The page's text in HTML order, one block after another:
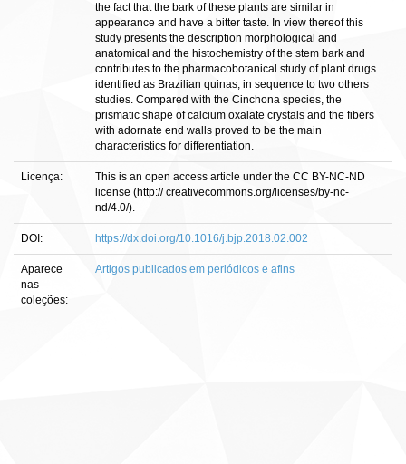
the fact that the bark of these plants are similar in
appearance and have a bitter taste. In view thereof this
study presents the description morphological and
anatomical and the histochemistry of the stem bark and
contributes to the pharmacobotanical study of plant drugs
identified as Brazilian quinas, in sequence to two others
studies. Compared with the Cinchona species, the
prismatic shape of calcium oxalate crystals and the fibers
with adornate end walls proved to be the main
characteristics for differentiation.
Licença:
This is an open access article under the CC BY-NC-ND
license (http:// creativecommons.org/licenses/by-nc-
nd/4.0/).
DOI: https://dx.doi.org/10.1016/j.bjp.2018.02.002
Aparece
nas
coleções:
Artigos publicados em periódicos e afins